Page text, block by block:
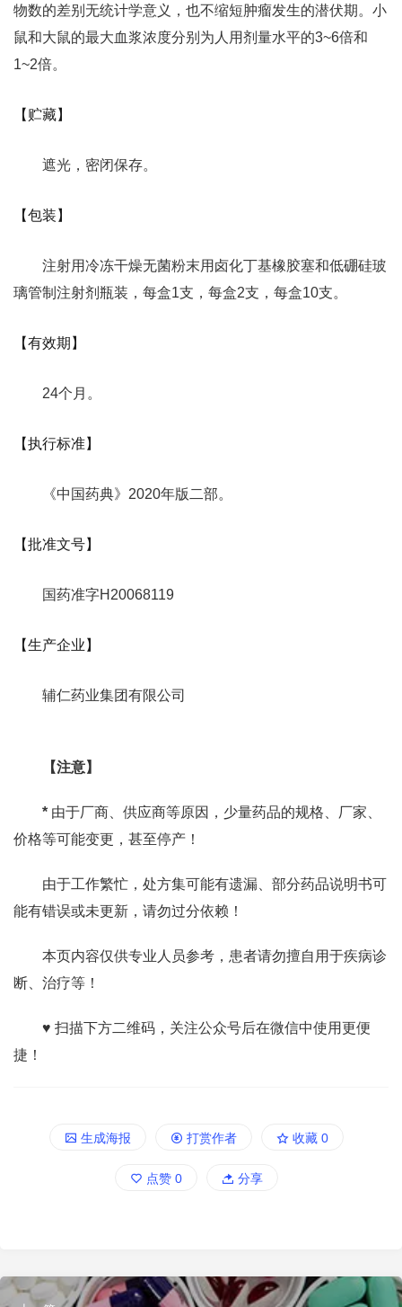
物数的差别无统计学意义，也不缩短肿瘤发生的潜伏期。小
鼠和大鼠的最大血浆浓度分别为人用剂量水平的3~6倍和
1~2倍。
【贮藏】
遮光，密闭保存。
【包装】
注射用冷冻干燥无菌粉末用卤化丁基橡胶塞和低硼硅玻
璃管制注射剂瓶装，每盒1支，每盒2支，每盒10支。
【有效期】
24个月。
【执行标准】
《中国药典》2020年版二部。
【批准文号】
国药准字H20068119
【生产企业】
辅仁药业集团有限公司
【注意】
* 由于厂商、供应商等原因，少量药品的规格、厂家、
价格等可能变更，甚至停产！
由于工作繁忙，处方集可能有遗漏、部分药品说明书可
能有错误或未更新，请勿过分依赖！
本页内容仅供专业人员参考，患者请勿擅自用于疾病诊
断、治疗等！
♥ 扫描下方二维码，关注公众号后在微信中使用更便
捷！
生成海报 打赏作者 收藏 0
点赞 0 分享